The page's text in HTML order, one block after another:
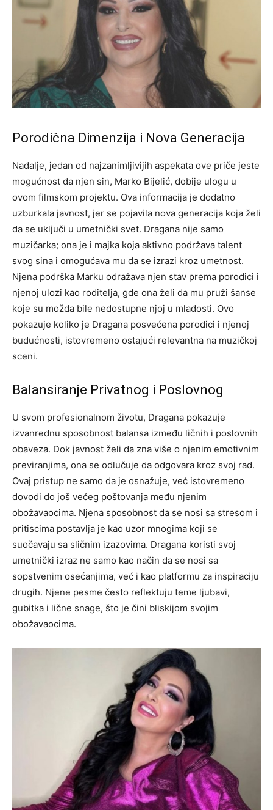
Porodična Dimenzija i Nova Generacija
Nadalje, jedan od najzanimljivijih aspekata ove priče jeste
mogućnost da njen sin, Marko Bijelić, dobije ulogu u
ovom filmskom projektu. Ova informacija je dodatno
uzburkala javnost, jer se pojavila nova generacija koja želi
da se uključi u umetnički svet. Dragana nije samo
muzičarka; ona je i majka koja aktivno podržava talent
svog sina i omogućava mu da se izrazi kroz umetnost.
Njena podrška Marku odražava njen stav prema porodici i
njenoj ulozi kao roditelja, gde ona želi da mu pruži šanse
koje su možda bile nedostupne njoj u mladosti. Ovo
pokazuje koliko je Dragana posvećena porodici i njenoj
budućnosti, istovremeno ostajući relevantna na muzičkoj
sceni.
Balansiranje Privatnog i Poslovnog
U svom profesionalnom životu, Dragana pokazuje
izvanrednu sposobnost balansa između ličnih i poslovnih
obaveza. Dok javnost želi da zna više o njenim emotivnim
previranjima, ona se odlučuje da odgovara kroz svoj rad.
Ovaj pristup ne samo da je osnažuje, već istovremeno
dovodi do još većeg poštovanja među njenim
obožavaocima. Njena sposobnost da se nosi sa stresom i
pritiscima postavlja je kao uzor mnogima koji se
suočavaju sa sličnim izazovima. Dragana koristi svoj
umetnički izraz ne samo kao način da se nosi sa
sopstvenim osećanjima, već i kao platformu za inspiraciju
drugih. Njene pesme često reflektuju teme ljubavi,
gubitka i lične snage, što je čini bliskijom svojim
obožavaocima.